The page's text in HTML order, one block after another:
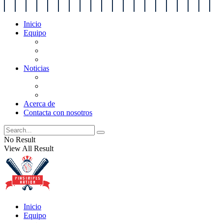
Inicio
Equipo
Noticias
Acerca de
Contacta con nosotros
No Result
View All Result
Inicio
Equipo